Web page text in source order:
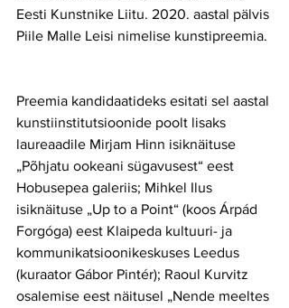
Eesti Kunstnike Liitu. 2020. aastal pälvis
Piile Malle Leisi nimelise kunstipreemia.
Preemia kandidaatideks esitati sel aastal
kunstiinstitutsioonide poolt lisaks
laureaadile Mirjam Hinn isiknäituse
„Põhjatu ookeani sügavusest“ eest
Hobusepea galeriis; Mihkel Ilus
isiknäituse „Up to a Point“ (koos Árpád
Forgóga) eest Klaipeda kultuuri- ja
kommunikatsioonikeskuses Leedus
(kuraator Gábor Pintér); Raoul Kurvitz
osalemise eest näitusel „Nende meeltes